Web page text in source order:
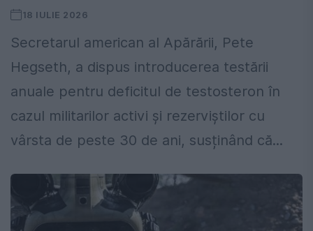
18 IULIE 2026
Secretarul american al Apărării, Pete
Hegseth, a dispus introducerea testării
anuale pentru deficitul de testosteron în
cazul militarilor activi și rezerviștilor cu
vârsta de peste 30 de ani, susținând că...